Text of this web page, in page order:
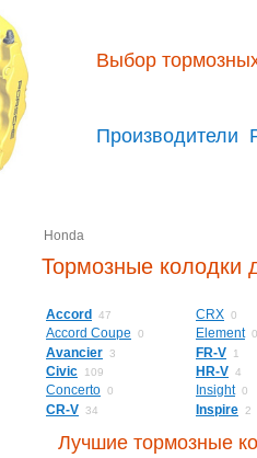
Выбор
Производители
Honda
Тормозные колодки
Accord 47
Accord Coupe 0
Avancier 3
Civic 109
Concerto 0
CR-V 34
CRX 0
Element 0
FR-V 1
HR-V 4
Insight 0
Inspire 2
Лучшие тормозные